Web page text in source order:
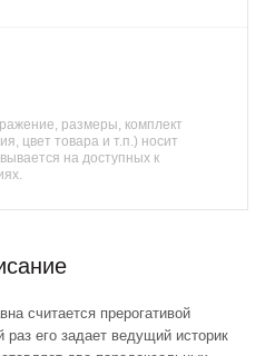
размеры, комплект
цвет товара и т.п.) носит
на доступных к
считается прерогативой
его задает ведущий историк